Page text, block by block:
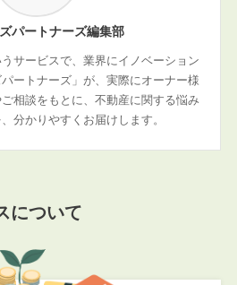
パートナーズ編集部
サービスで、業界にイノベーション
ートナーズ」が、実際にオーナー様
相談をもとに、不動産に関する悩み
分かりやすくお届けします。
について